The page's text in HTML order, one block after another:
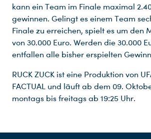
kann ein Team im Finale maximal
gewinnen. Gelingt es einem Team
Finale zu erreichen, spielt es um den
von 30.000 Euro. Werden die 30.000
entfallen alle bisher erspielten
RUCK ZUCK ist eine Produktion von
FACTUAL und läuft ab dem 09.
montags bis freitags ab 19:25 Uhr.